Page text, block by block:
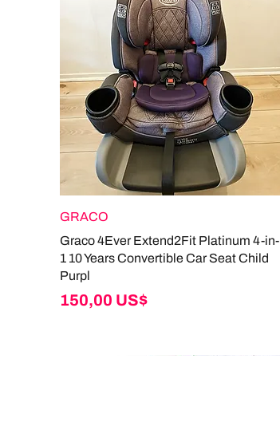
GRACO
Graco 4Ever Extend2Fit Platinum 4-in-
1 10 Years Convertible Car Seat Child
Purpl
Giá
150,00 US$